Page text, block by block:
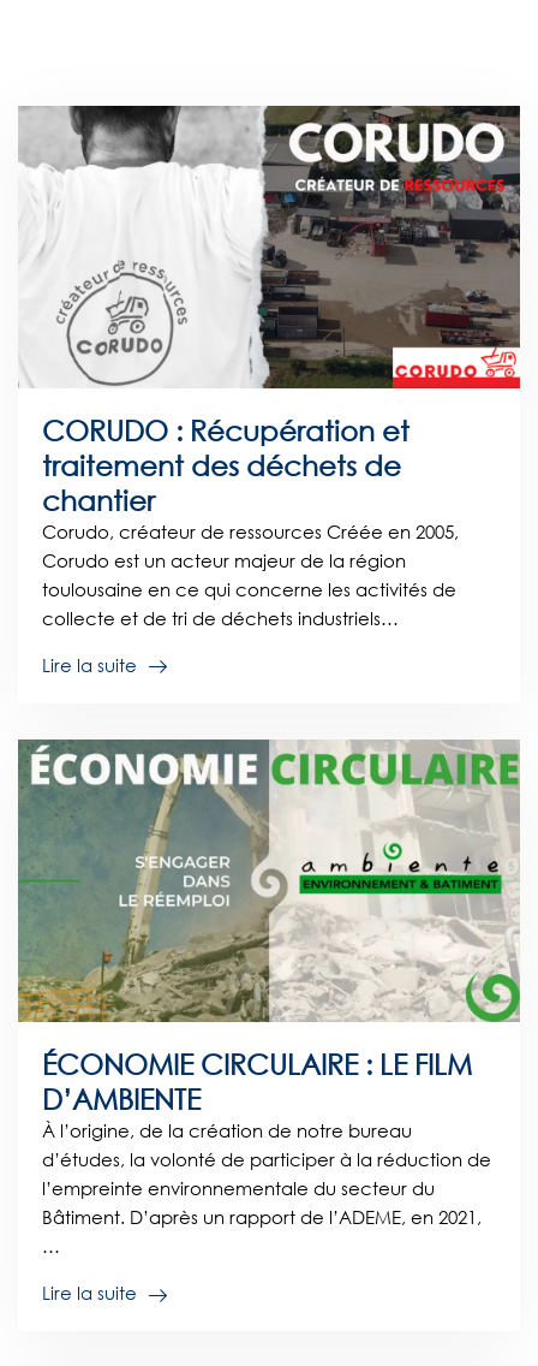
CORUDO : Récupération et
traitement des déchets de
chantier
Corudo, créateur de ressources Créée en 2005,
Corudo est un acteur majeur de la région
toulousaine en ce qui concerne les activités de
collecte et de tri de déchets industriels…
Lire la suite
ÉCONOMIE CIRCULAIRE : LE FILM
D’AMBIENTE
À l’origine, de la création de notre bureau
d’études, la volonté de participer à la réduction de
l’empreinte environnementale du secteur du
Bâtiment. D’après un rapport de l’ADEME, en 2021,
…
Lire la suite